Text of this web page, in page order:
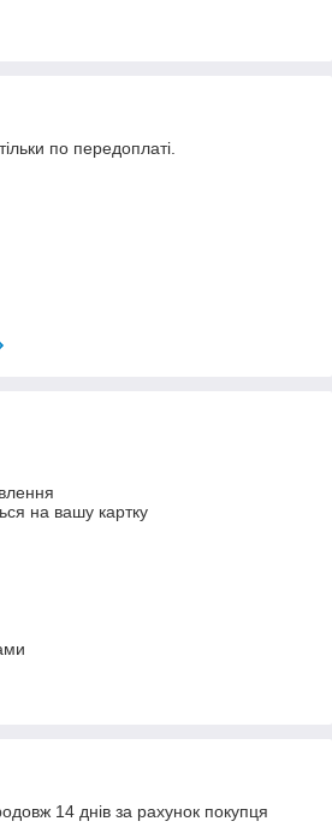
по передоплаті.
на вашу картку
14 днів за рахунок покупця